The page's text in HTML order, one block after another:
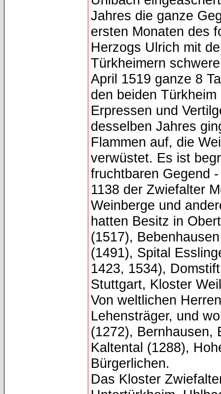
Jahres die ganze
ersten Monaten des
Herzogs Ulrich mit
Türkheimern
April 1519 ganze 8
den beiden
Erpressen und
desselben Jahres
Flammen auf, die
verwüstet. Es ist
fruchtbaren Gegend
1138 der Zwiefalter
Weinberge und
hatten Besitz in
(1517),
(1491), Spital
1423, 1534),
Stuttgart, Kloster
Von weltlichen
Lehensträger, und
(1272), Bernhausen,
Kaltental (1288),
Bürgerlichen.
Das Kloster